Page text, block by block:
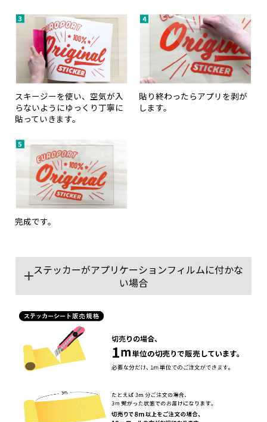
スキージーを使い、空気が入
らないようにゆっくり丁寧に
貼っていきます。
貼り終わったらアプリを剥が
します。
完成です。
ステッカーがアプリケーションフィルムに付かな
い場合